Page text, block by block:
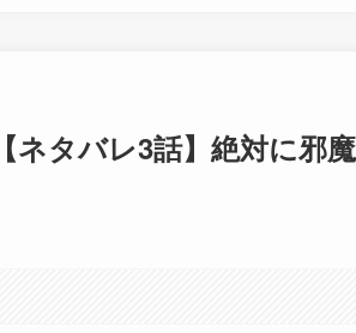
ネタバレ3話】絶対に邪魔